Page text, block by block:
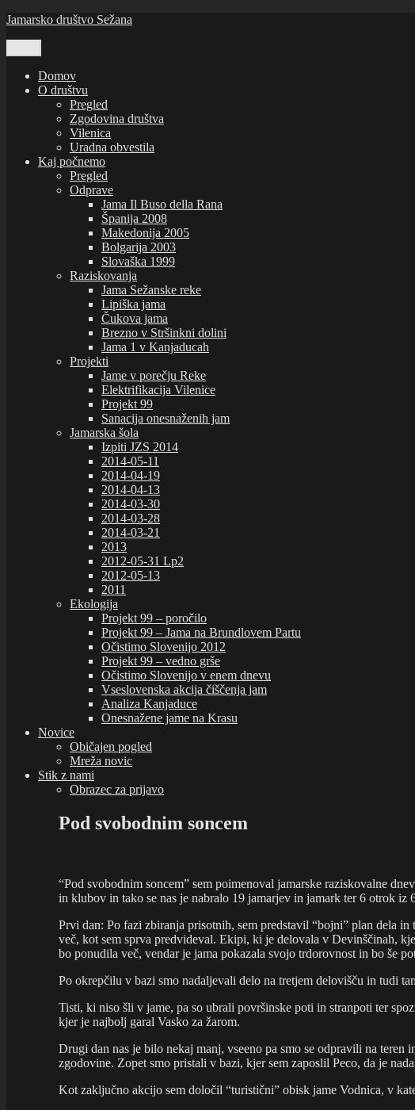
Skoči
Jamarsko društvo Sežana
Domov
O društvu
Pregled
Zgodovina društva
Vilenica
Uradna obvestila
Kaj počnemo
Pregled
Odprave
Jama Il Buso della Rana
Španija 2008
Makedonija 2005
Bolgarija 2003
Slovaška 1999
Raziskovanja
Jama Sežanske reke
Lipiška jama
Čukova jama
Brezno v Stršinkni dolini
Jama 1 v Kanjaducah
Projekti
Jame v porečju Reke
Elektrifikacija Vilenice
Projekt 99
Sanacija onesnaženih jam
Jamarska šola
Izpiti JZS 2014
2014-05-11
2014-04-19
2014-04-13
2014-03-30
2014-03-28
2014-03-21
2013
2012-05-31 Lp2
2012-05-13
2011
Ekologija
Projekt 99 – poročilo
Projekt 99 – Jama na Brundlovem Partu
Očistimo Slovenijo 2012
Projekt 99 – vedno grše
Očistimo Slovenijo v enem dnevu
Vseslovenska akcija čiščenja jam
Analiza Kanjaduce
Onesnažene jame na Krasu
Novice
Običajen pogled
Mreža novic
Stik z nami
Obrazec za prijavo
Pod svobodnim soncem
“Pod svobodnim soncem” sem poimenoval jamarske raziskovalne
in klubov in tako se nas je nabralo 19 jamarjev in jamark ter 6 otrok
Prvi dan: Po fazi zbiranja prisotnih, sem predstavil “bojni” plan dela
več, kot sem sprva predvideval. Ekipi, ki je delovala v Devinščinah,
bo ponudila več, vendar je jama pokazala svojo trdorovnost in bo še
Po okrepčilu v bazi smo nadaljevali delo na tretjem delovišču in tudi
Tisti, ki niso šli v jame, pa so ubrali površinske poti in stranpoti ter
kjer je najbolj garal Vasko za žarom.
Drugi dan nas je bilo nekaj manj, vseeno pa smo se odpravili na
zgodovine. Zopet smo pristali v bazi, kjer sem zaposlil Peco, da je
Kot zaključno akcijo sem določil “turistični” obisk jame Vodnica, v